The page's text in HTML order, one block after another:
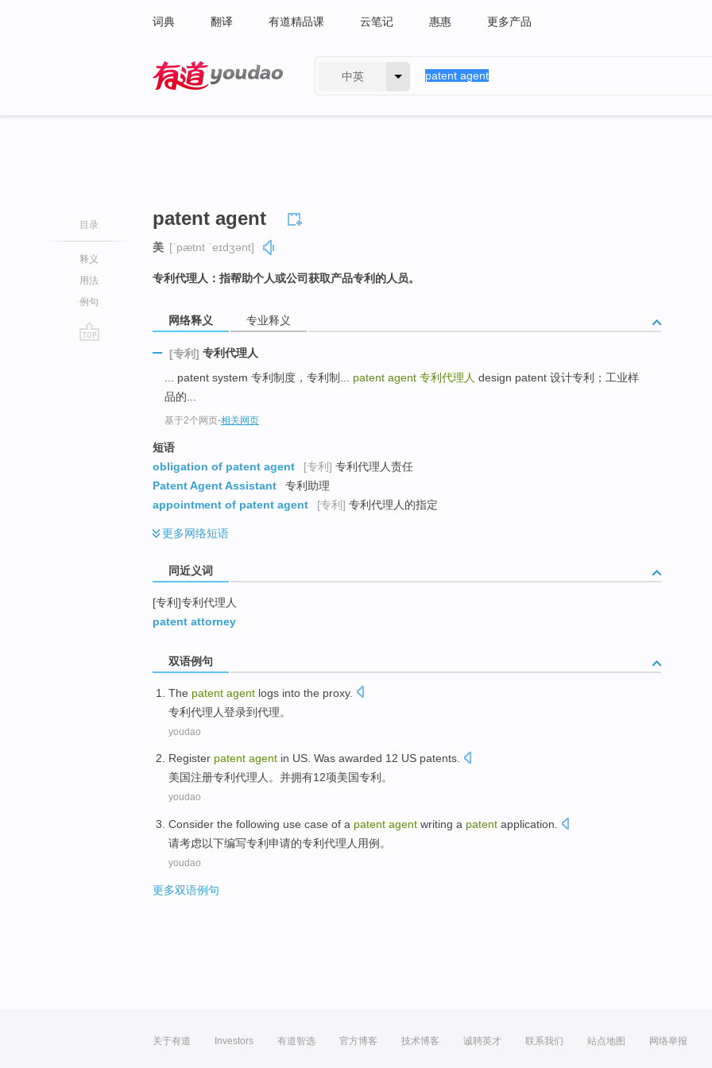
词典 翻译 有道精品课 云笔记 惠惠 更多产品
中英
目录
释义
用法
例句
patent agent
美 [ˈpætnt ˈeɪdʒənt]
专利代理人：指帮助个人或公司获取产品专利的人员。
网络释义 专业释义
[专利] 专利代理人
... patent system 专利制度，专利制... patent agent 专利代理人 design patent 设计专利；工业样
品的...
基于2个网页-相关网页
短语
obligation of patent agent
[专利] 专利代理人责任
Patent Agent Assistant
专利助理
appointment of patent agent
[专利] 专利代理人的指定
更多网络短语
同近义词
[专利]专利代理人
patent attorney
双语例句
The patent agent logs into the proxy.
专利 代理人登录到代理。
youdao
Register patent agent in US. Was awarded 12 US patents.
美国注册专利 代理人。 并拥有12项美国专利 。
youdao
Consider the following use case of a patent agent writing a patent application.
请考虑以下编写专利 申请的专利 代理人用例 。
youdao
更多双语例句
关于有道 Investors 有道智选 官方博客 技术博客 诚聘英才 联系我们 站点地图 网络举报